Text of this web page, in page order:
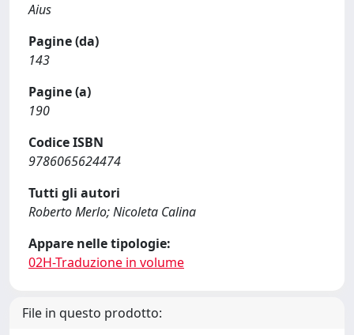
Aius
Pagine (da)
143
Pagine (a)
190
Codice ISBN
9786065624474
Tutti gli autori
Roberto Merlo; Nicoleta Calina
Appare nelle tipologie:
02H-Traduzione in volume
File in questo prodotto: